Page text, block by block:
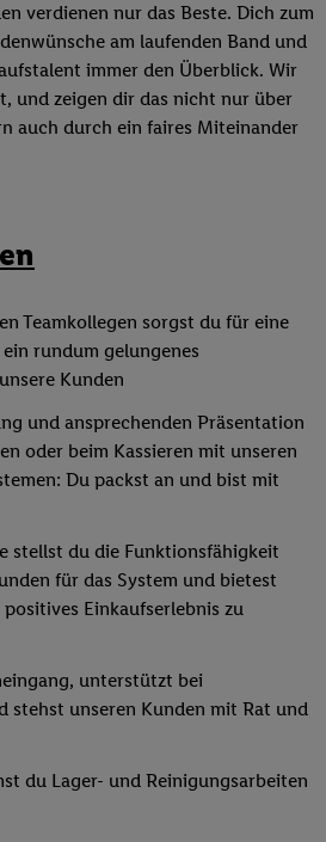
verdienen nur das Beste. Dich zum
am laufenden Band und
immer den Überblick. Wir
und zeigen dir das nicht nur über
auch durch ein faires Miteinander
Teamkollegen sorgst du für eine
rundum gelungenes
Kunden
und ansprechenden Präsentation
oder beim Kassieren mit unseren
Du packst an und bist mit
stellst du die Funktionsfähigkeit
für das System und bietest
Einkaufserlebnis zu
unterstützt bei
stehst unseren Kunden mit Rat und
du Lager- und Reinigungsarbeiten